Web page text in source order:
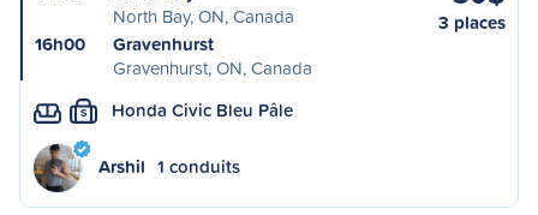
North Bay, ON, Canada
16h00
Gravenhurst
Gravenhurst, ON, Canada
3 places
S Honda Civic Bleu Pâle
Arshil 1 conduits